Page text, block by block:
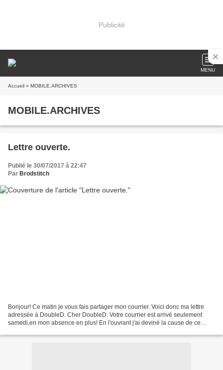
Publicité
MENU
Accueil » MOBILE.ARCHIVES
MOBILE.ARCHIVES
Lettre ouverte.
Publié le 30/07/2017 à 22:47
Par Brodstitch
Bonjour! Ce matin je vous fais partager mon courrier. Voici donc ma lettre
adressée à DoubleD. Cher DoubleD. Votre courrier est arrivé seulement
samedi,en mon absence en plus! En l'ouvrant j'ai deviné la cause de ce